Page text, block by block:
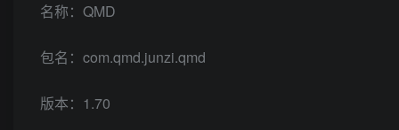
名称：QMD
包名：com.qmd.junzi.qmd
版本：1.70